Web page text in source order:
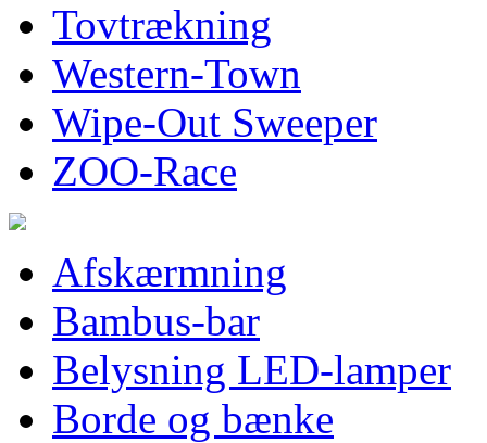
Tovtrækning
Western-Town
Wipe-Out Sweeper
ZOO-Race
Afskærmning
Bambus-bar
Belysning LED-lamper
Borde og bænke